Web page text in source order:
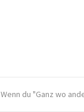
Wenn du "Ganz wo